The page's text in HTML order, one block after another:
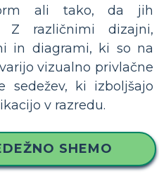
ali tako, da jih
Z različnimi dizajni,
in diagrami, ki so na
vizualno privlačne
sedežev, ki izboljšajo
v razredu.
SHEMO